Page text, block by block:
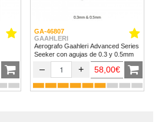
GA-46807
GAAHLERI
Aerografo Gaahleri Advanced Series
Seeker con agujas de 0.3 y 0.5mm
– + 58,00€